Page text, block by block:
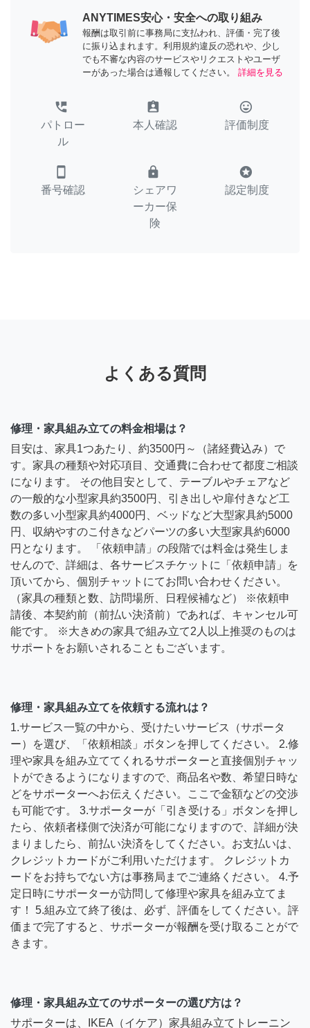
ANYTIMES安心・安全への取り組み
報酬は取引前に事務局に支払われ、評価・完了後
に振り込まれます。利用規約違反の恐れや、少し
でも不審な内容のサービスやリクエストやユーザ
ーがあった場合は通報してください。
詳細を見る
perm_phone_msg
パトロー
ル
assignment_ind
本人確認
tag_faces
評価制度
smartphone
番号確認
lock
シェアワ
ーカー保
険
stars
認定制度
よくある質問
修理・家具組み立ての料金相場は？
目安は、家具1つあたり、約3500円～（諸経費込み）で
す。家具の種類や対応項目、交通費に合わせて都度ご相談
になります。 その他目安として、テーブルやチェアなど
の一般的な小型家具約3500円、引き出しや扉付きなど工
数の多い小型家具約4000円、ベッドなど大型家具約5000
円、収納やすのこ付きなどパーツの多い大型家具約6000
円となります。 「依頼申請」の段階では料金は発生しま
せんので、詳細は、各サービスチケットに「依頼申請」を
頂いてから、個別チャットにてお問い合わせください。
（家具の種類と数、訪問場所、日程候補など） ※依頼申
請後、本契約前（前払い決済前）であれば、キャンセル可
能です。 ※大きめの家具で組み立て2人以上推奨のものは
サポートをお願いされることもございます。
修理・家具組み立てを依頼する流れは？
1.サービス一覧の中から、受けたいサービス（サポータ
ー）を選び、「依頼相談」ボタンを押してください。 2.修
理や家具を組み立ててくれるサポーターと直接個別チャッ
トができるようになりますので、商品名や数、希望日時な
どをサポーターへお伝えください。ここで金額などの交渉
も可能です。 3.サポーターが「引き受ける」ボタンを押し
たら、依頼者様側で決済が可能になりますので、詳細が決
まりましたら、前払い決済をしてください。お支払いは、
クレジットカードがご利用いただけます。 クレジットカ
ードをお持ちでない方は事務局までご連絡ください。 4.予
定日時にサポーターが訪問して修理や家具を組み立てま
す！ 5.組み立て終了後は、必ず、評価をしてください。評
価まで完了すると、サポーターが報酬を受け取ることがで
きます。
修理・家具組み立てのサポーターの選び方は？
サポーターは、IKEA（イケア）家具組み立てトレーニン